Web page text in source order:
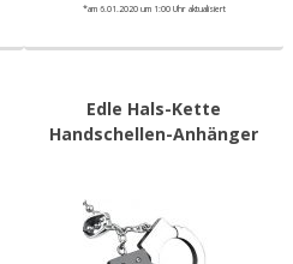
*am 6.01.2020 um 1:00 Uhr aktualisiert
Edle Hals-Kette
Handschellen-Anhänger